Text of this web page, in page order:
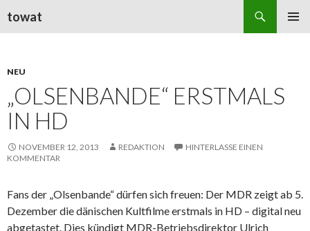
towat
NEU
„OLSENBANDE“ ERSTMALS
IN HD
NOVEMBER 12, 2013 REDAKTION
HINTERLASSE EINEN
KOMMENTAR
Fans der „Olsenbande“ dürfen sich freuen: Der MDR zeigt ab 5.
Dezember die dänischen Kultfilme erstmals in HD – digital neu
abgetastet. Dies kündigt MDR-Betriebsdirektor Ulrich